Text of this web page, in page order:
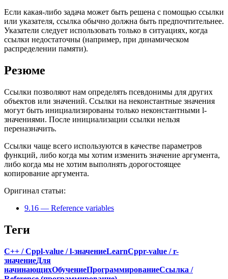
Если какая-либо задача может быть решена с помощью ссылки
или указателя, ссылка обычно должна быть предпочтительнее.
Указатели следует использовать только в ситуациях, когда
ссылки недостаточны (например, при динамическом
распределении памяти).
Резюме
Ссылки позволяют нам определять псевдонимы для других
объектов или значений. Ссылки на неконстантные значения
могут быть инициализированы только неконстантными l-
значениями. После инициализации ссылки нельзя
переназначить.
Ссылки чаще всего используются в качестве параметров
функций, либо когда мы хотим изменить значение аргумента,
либо когда мы не хотим выполнять дорогостоящее
копирование аргумента.
Оригинал статьи:
9.16 — Reference variables
Теги
C++ / Cppl-value / l-значениеLearnCppr-value / r-
значениеДля
начинающихОбучениеПрограммированиеСсылка /